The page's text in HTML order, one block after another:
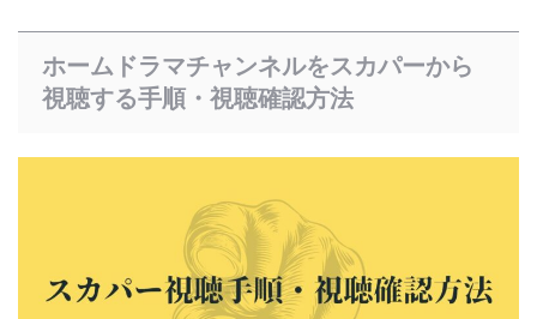
ホームドラマチャンネルをスカパーから
視聴する手順・視聴確認方法